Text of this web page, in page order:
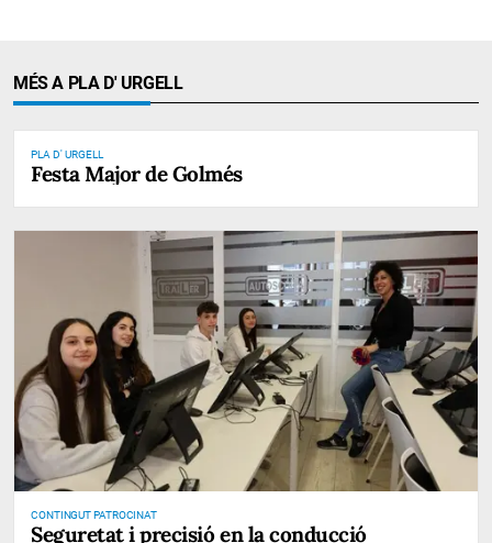
MÉS A PLA D' URGELL
PLA D' URGELL
Festa Major de Golmés
CONTINGUT PATROCINAT
Seguretat i precisió en la conducció